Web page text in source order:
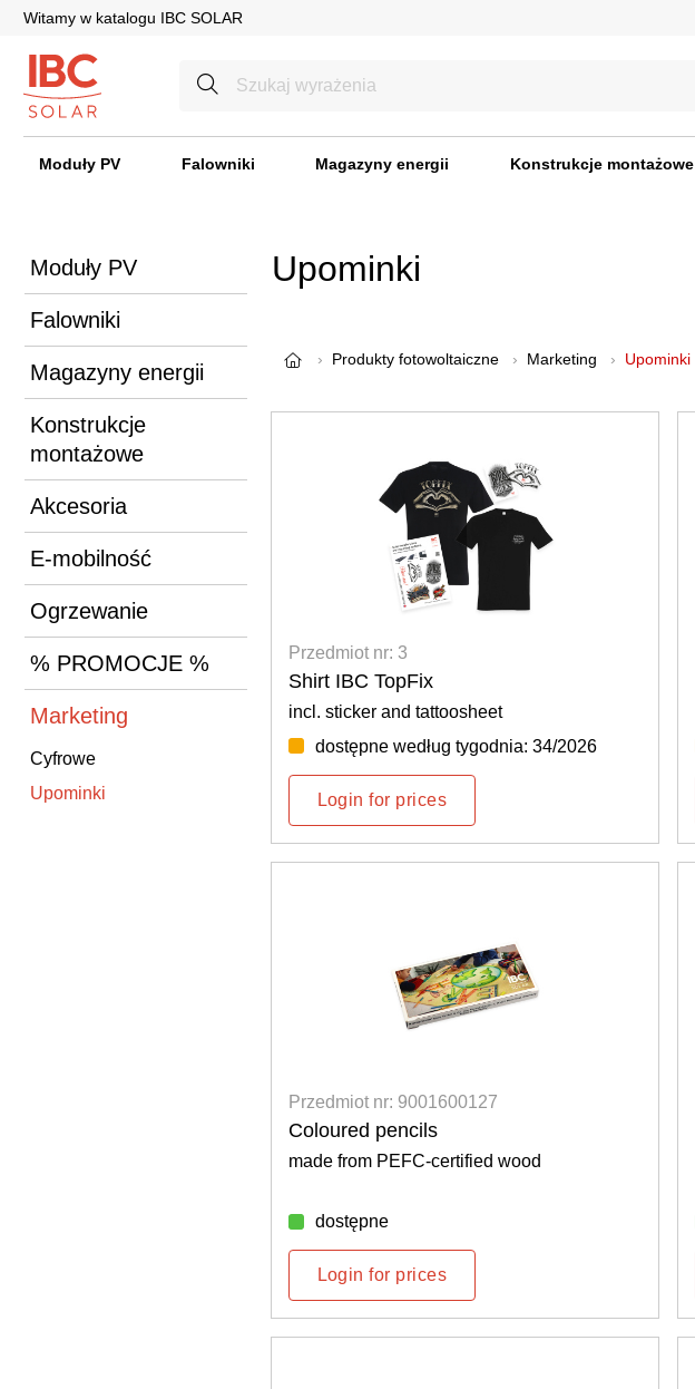
Witamy w katalogu IBC SOLAR
Moduły PV Falowniki Magazyny energii Konstrukcje montażowe
Moduły PV
Falowniki
Magazyny energii
Konstrukcje
montażowe
Akcesoria
E-mobilność
Ogrzewanie
% PROMOCJE %
Marketing
Cyfrowe
Upominki
Upominki
Produkty fotowoltaiczne Marketing Upominki
Przedmiot nr: 3
Shirt IBC TopFix
incl. sticker and tattoosheet
dostępne według tygodnia: 34/2026
Login for prices
Przedmiot nr: 9001600127
Coloured pencils
made from PEFC-certified wood
dostępne
Login for prices